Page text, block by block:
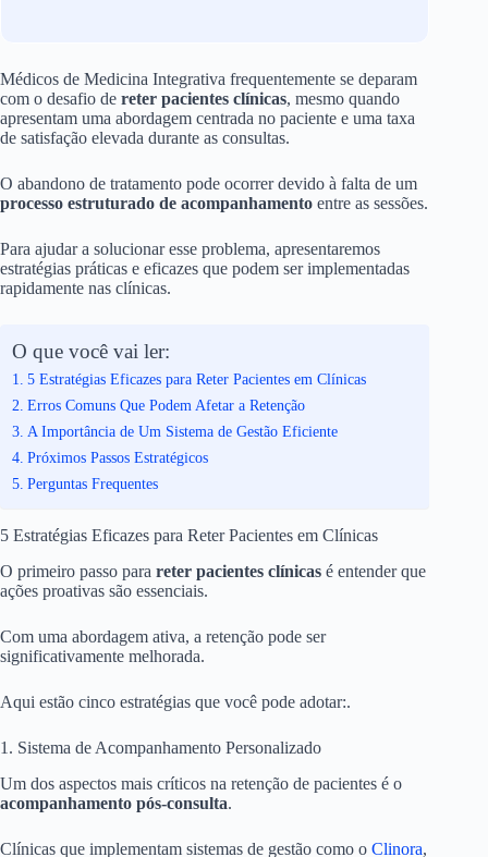
Médicos de Medicina Integrativa frequentemente se deparam
com o desafio de reter pacientes clínicas, mesmo quando
apresentam uma abordagem centrada no paciente e uma taxa
de satisfação elevada durante as consultas.
O abandono de tratamento pode ocorrer devido à falta de um
processo estruturado de acompanhamento entre as sessões.
Para ajudar a solucionar esse problema, apresentaremos
estratégias práticas e eficazes que podem ser implementadas
rapidamente nas clínicas.
O que você vai ler:
5 Estratégias Eficazes para Reter Pacientes em Clínicas
Erros Comuns Que Podem Afetar a Retenção
A Importância de Um Sistema de Gestão Eficiente
Próximos Passos Estratégicos
Perguntas Frequentes
5 Estratégias Eficazes para Reter Pacientes em Clínicas
O primeiro passo para reter pacientes clínicas é entender que
ações proativas são essenciais.
Com uma abordagem ativa, a retenção pode ser
significativamente melhorada.
Aqui estão cinco estratégias que você pode adotar:.
1. Sistema de Acompanhamento Personalizado
Um dos aspectos mais críticos na retenção de pacientes é o
acompanhamento pós-consulta.
Clínicas que implementam sistemas de gestão como o Clinora,